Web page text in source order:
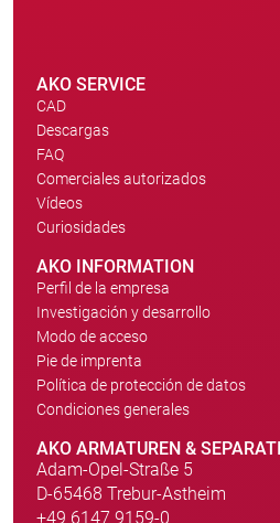
AKO SERVICE
CAD
Descargas
FAQ
Comerciales autorizados
Vídeos
Curiosidades
AKO INFORMATION
Perfil de la empresa
Investigación y desarrollo
Modo de acceso
Pie de imprenta
Política de protección de datos
Condiciones generales
AKO ARMATUREN &
Adam-Opel-Straße 5
D-65468 Trebur-Astheim
+49 6147 9159-0